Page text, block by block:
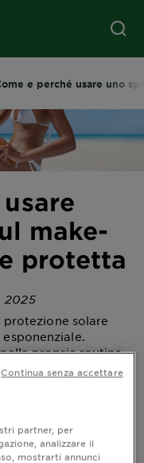
e perché usare uno
make-
protetta
2025
protezione solare
nella propria routine,
sembrare una sfida.
Questo articolo
svela come
rinunciare al
partner, per
analizzare il
mostrarti annunci
Continua senza accettare